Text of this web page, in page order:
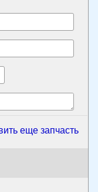
еще запчасть